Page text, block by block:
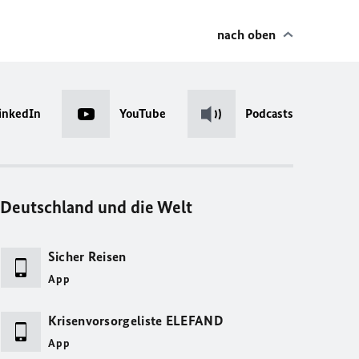
nach oben
YouTube Podcasts
Deutschland und die Welt
Sicher Reisen
App
Krisenvorsorgeliste ELEFAND
App